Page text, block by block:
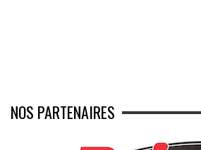
NOS PARTENAIRES